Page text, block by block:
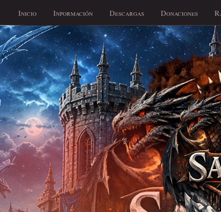
Inicio Información Descargas Donaciones